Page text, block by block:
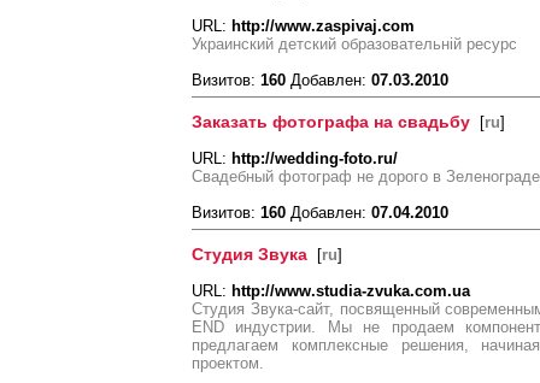
URL: http://www.zaspivaj.com
Украинский детский образовательній ресурс
Визитов: 160 Добавлен: 07.03.2010
Заказать фотографа на свадьбу [ru]
URL: http://wedding-foto.ru/
Свадебный фотограф не дорого в Зеленограде
Визитов: 160 Добавлен: 07.04.2010
Студия Звука [ru]
URL: http://www.studia-zvuka.com.ua
Студия Звука-сайт, посвященный
END индустрии. Мы не продаем
предлагаем комплексные решения,
проектом.